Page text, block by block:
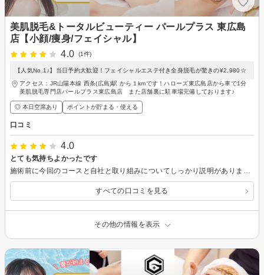
美肌脱毛&トータルビューティー パールプラス 東広島
店【小顔/痩身/フェイシャル】
4.0
(1件)
【人気No.1♪】当日予約大歓迎！フェイシャルエステ付き全身脱毛が驚きの¥2,980☆
アクセス：JR山陽本線 西条(広島)駅 から１kmです！ハローズ東広島店から車で1分
美肌脱毛専門店パールプラス東広島店 また店舗裏に駐車場完備しております♪
◎ 本日空席あり ポイントが貯まる・使える
口コミ
4.0
とても気持ちよかったです
施術前に今回のコースと自社と取り組みについてしっかり説明がありました。 脱毛は自社で開発した機器をしていて、コラーゲン生成・セルライトにもきくとのことでした。痛みは全くなく、手際よく進めてくださり、あっという間でした。 エステもとても気持ちよく、お肌ぷりぷりになりました。 お試しのみで、と決めていたので本契約はしませんでしたが、脱毛とエステがついて、あの値段であれば充分お得だと思いました。 対応してくださった方もお話上手で終始楽しい時間でした。 今後、本腰入れて脱毛したいなと思ったら、こちらの店舗で是非お願いしたいなと思えました。
すべての口コミを見る
その他の情報を表示